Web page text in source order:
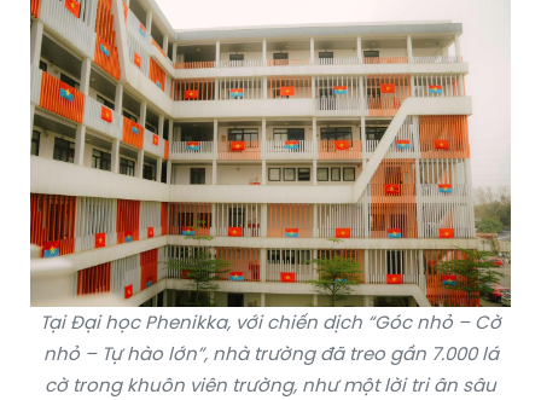
Tại Đại học Phenikka, với chiến dịch “Góc nhỏ – Cờ
nhỏ – Tự hào lớn”, nhà trường đã treo gần 7.000 lá
cờ trong khuôn viên trường, như một lời tri ân sâu